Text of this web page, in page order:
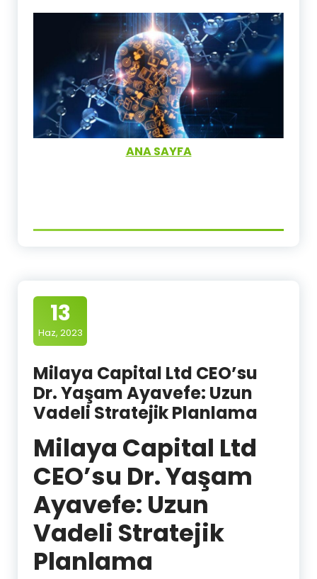
ANA SAYFA
13
Haz, 2023
Milaya Capital Ltd CEO’su
Dr. Yaşam Ayavefe: Uzun
Vadeli Stratejik Planlama
Milaya Capital Ltd
CEO’su Dr. Yaşam
Ayavefe: Uzun
Vadeli Stratejik
Planlama